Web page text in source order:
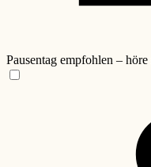
Pausentag empfohlen –